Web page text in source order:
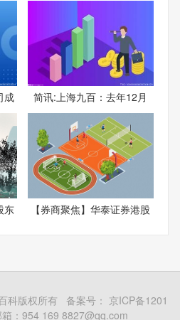
成 简讯:上海九百：去年12月
东 【券商聚焦】华泰证券港股
科版权所有 备案号： 京ICP备1201
：954 169 8827@qq.com